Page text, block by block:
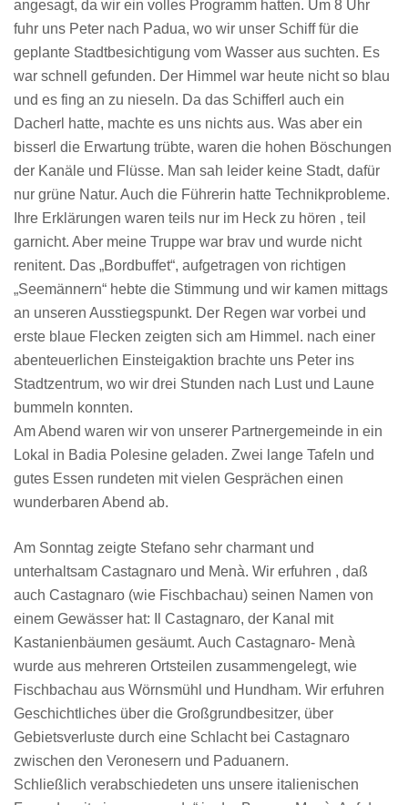
angesagt, da wir ein volles Programm hatten. Um 8 Uhr
fuhr uns Peter nach Padua, wo wir unser Schiff für die
geplante Stadtbesichtigung vom Wasser aus suchten. Es
war schnell gefunden. Der Himmel war heute nicht so blau
und es fing an zu nieseln. Da das Schifferl auch ein
Dacherl hatte, machte es uns nichts aus. Was aber ein
bisserl die Erwartung trübte, waren die hohen Böschungen
der Kanäle und Flüsse. Man sah leider keine Stadt, dafür
nur grüne Natur. Auch die Führerin hatte Technikprobleme.
Ihre Erklärungen waren teils nur im Heck zu hören , teil
garnicht. Aber meine Truppe war brav und wurde nicht
renitent. Das „Bordbuffet“, aufgetragen von richtigen
„Seemännern“ hebte die Stimmung und wir kamen mittags
an unseren Ausstiegspunkt. Der Regen war vorbei und
erste blaue Flecken zeigten sich am Himmel. nach einer
abenteuerlichen Einsteigaktion brachte uns Peter ins
Stadtzentrum, wo wir drei Stunden nach Lust und Laune
bummeln konnten.
Am Abend waren wir von unserer Partnergemeinde in ein
Lokal in Badia Polesine geladen. Zwei lange Tafeln und
gutes Essen rundeten mit vielen Gesprächen einen
wunderbaren Abend ab.
Am Sonntag zeigte Stefano sehr charmant und
unterhaltsam Castagnaro und Menà. Wir erfuhren , daß
auch Castagnaro (wie Fischbachau) seinen Namen von
einem Gewässer hat: Il Castagnaro, der Kanal mit
Kastanienbäumen gesäumt. Auch Castagnaro- Menà
wurde aus mehreren Ortsteilen zusammengelegt, wie
Fischbachau aus Wörnsmühl und Hundham. Wir erfuhren
Geschichtliches über die Großgrundbesitzer, über
Gebietsverluste durch eine Schlacht bei Castagnaro
zwischen den Veronesern und Paduanern.
Schließlich verabschiedeten uns unsere italienischen